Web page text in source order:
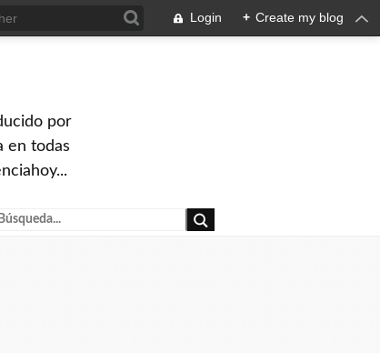
Login + Create my blog
por
en todas